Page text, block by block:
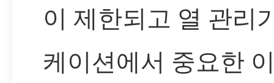
이 제한되고 열 관리
케이션에서 중요한